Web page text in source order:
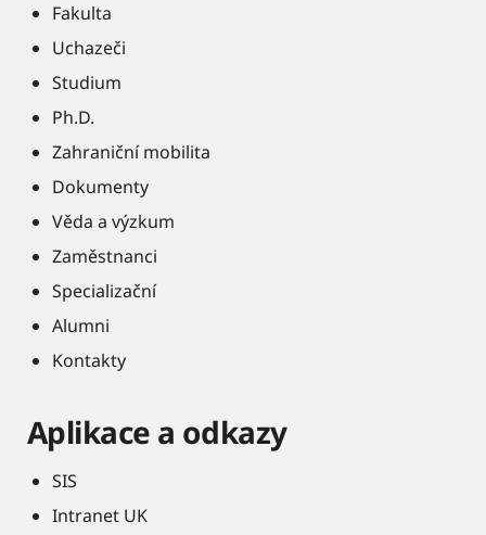
Fakulta
Uchazeči
Studium
Ph.D.
Zahraniční mobilita
Dokumenty
Věda a výzkum
Zaměstnanci
Specializační
Alumni
Kontakty
Aplikace a odkazy
SIS
Intranet UK